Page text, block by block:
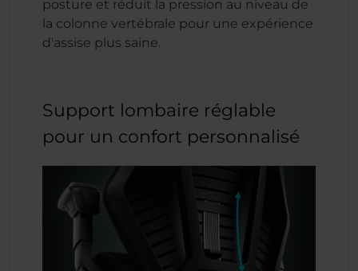
posture et réduit la pression au niveau de
la colonne vertébrale pour une expérience
d'assise plus saine.
Support lombaire réglable
pour un confort personnalisé